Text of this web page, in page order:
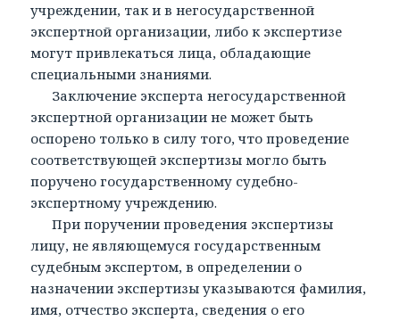
учреждении, так и в негосударственной
экспертной организации, либо к экспертизе
могут привлекаться лица, обладающие
специальными знаниями.
Заключение эксперта негосударственной
экспертной организации не может быть
оспорено только в силу того, что проведение
соответствующей экспертизы могло быть
поручено государственному судебно-
экспертному учреждению.
При поручении проведения экспертизы
лицу, не являющемуся государственным
судебным экспертом, в определении о
назначении экспертизы указываются фамилия,
имя, отчество эксперта, сведения о его